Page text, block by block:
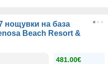
нощувки на база
Beach Resort &
481.00€